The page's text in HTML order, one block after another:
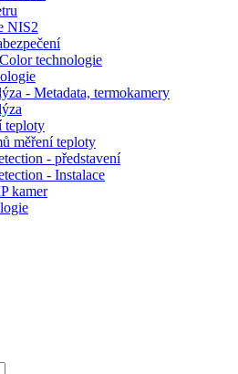
NIS2
technologie
- Metadata, termokamery
teploty
měření teploty
- představení
- Instalace
kamer